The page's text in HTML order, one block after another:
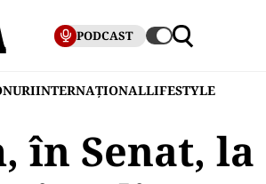
PODCAST
INTERNAȚIONALLIFESTYLE
în Senat, la